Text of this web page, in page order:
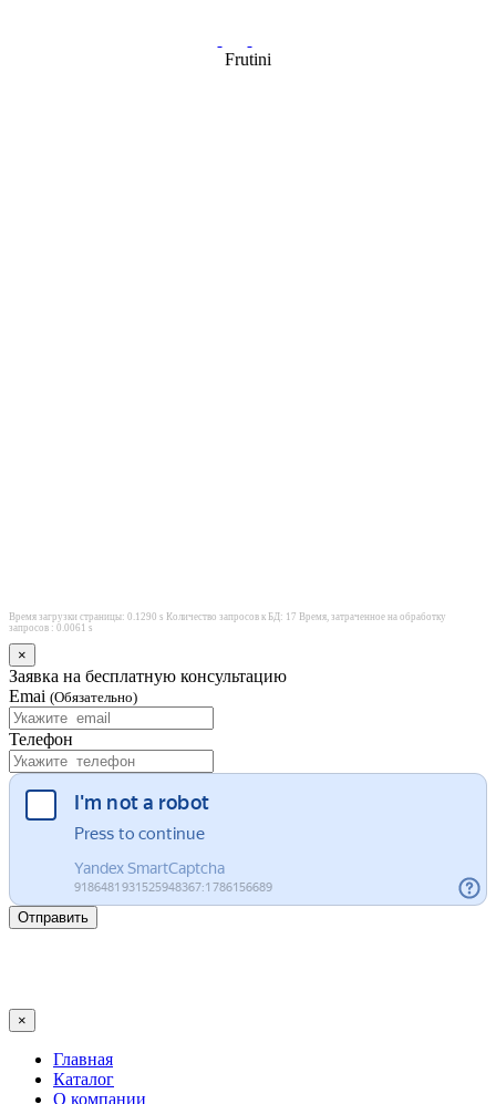
Frutini
Время загрузки страницы: 0.1290 s Количество запросов к БД: 17 Время, затраченное на обработку
запросов : 0.0061 s
×
Заявка на бесплатную консультацию
Emai (Обязательно)
Телефон
Отправить
×
Главная
Каталог
О компании